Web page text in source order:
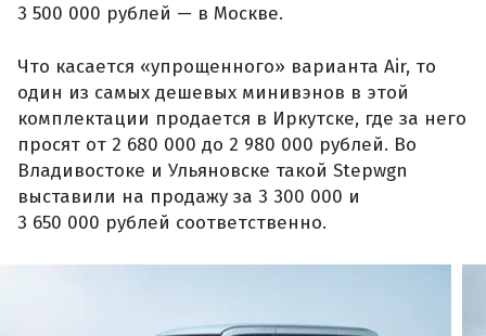
3 500 000 рублей — в Москве.
Что касается «упрощенного» варианта Air, то
один из самых дешевых минивэнов в этой
комплектации продается в Иркутске, где за него
просят от 2 680 000 до 2 980 000 рублей. Во
Владивостоке и Ульяновске такой Stepwgn
выставили на продажу за 3 300 000 и
3 650 000 рублей соответственно.